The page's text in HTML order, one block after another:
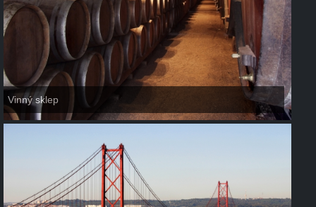
Vinný sklep